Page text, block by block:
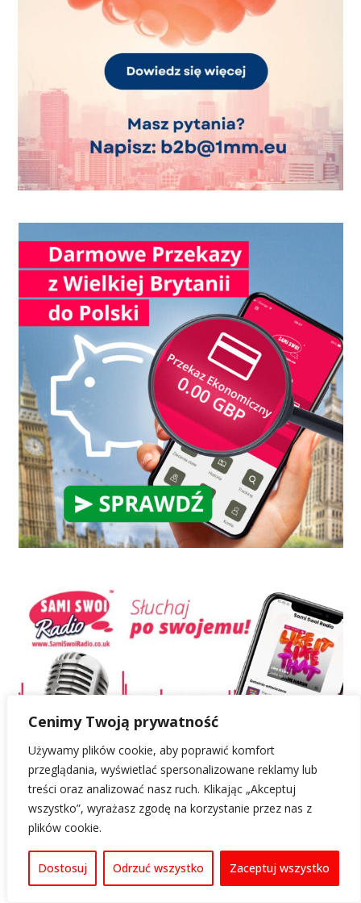
Cenimy Twoją prywatność
Używamy plików cookie, aby poprawić komfort
przeglądania, wyświetlać spersonalizowane reklamy lub
treści oraz analizować nasz ruch. Klikając „Akceptuj
wszystko”, wyrażasz zgodę na korzystanie przez nas z
plików cookie.
Dostosuj Odrzuć wszystko Zaceptuj wszystko